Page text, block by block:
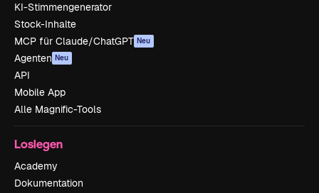
KI-Stimmengenerator
Stock-Inhalte
MCP für Claude/ChatGPT Neu
Agenten Neu
API
Mobile App
Alle Magnific-Tools
Loslegen
Academy
Dokumentation